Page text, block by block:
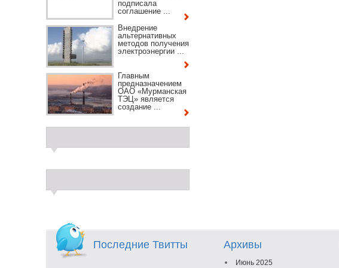
подписала
соглашение ...
Внедрение
альтернативных
методов получения
электроэнергии ...
Главным
предназначением
ОАО «Мурманская
ТЭЦ» является
создание ...
Последние Твитты Архивы
Июнь 2025